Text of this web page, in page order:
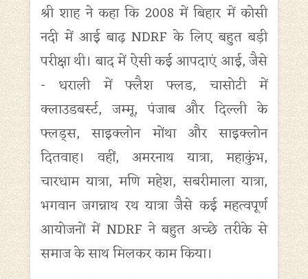
श्री शाह ने कहा कि 2008 में बिहार में कोसी
नदी में आई बाढ़ NDRF के लिए बहुत बड़ी
परीक्षा थी। बाद में ऐसी कई आपदाएं आई, जैसे
- धराली में फ्लैश फ्लड, चासोटी में
क्लाउडबर्स्ट, जम्मू, पंजाब और दिल्ली के
फ्लड्स, साइक्लोन मोंथा और साइक्लोन
दितवाह। वहीं, अमरनाथ यात्रा, महाकुंभ,
चारधाम यात्रा, मणि महेश, सबरीमाला यात्रा,
भगवान जगन्नाथ रथ यात्रा जैसे कई महत्वपूर्ण
आयोजनों में NDRF ने बहुत अच्छे तरीके से
समाज के साथ मिलकर काम किया।